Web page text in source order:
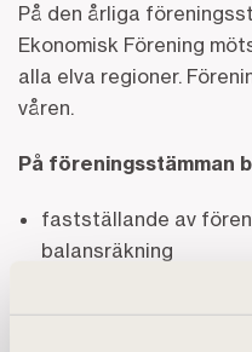
På den årliga
Ekonomisk Förening
alla elva regioner.
våren.
På föreningsstämman
fastställande av
balansräkning